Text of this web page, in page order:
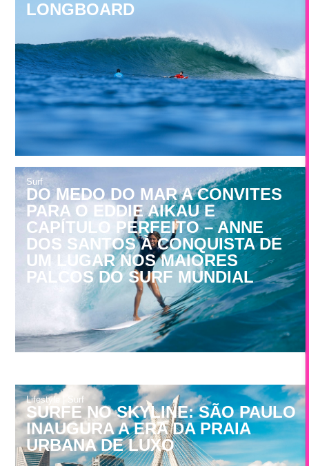
LONGBOARD
Surf
DO MEDO DO MAR A CONVITES
PARA O EDDIE AIKAU E
CAPÍTULO PERFEITO – ANNE
DOS SANTOS À CONQUISTA DE
UM LUGAR NOS MAIORES
PALCOS DO SURF MUNDIAL
Lifestyle Surf
SURFE NO SKYLINE: SÃO PAULO
INAUGURA A ERA DA PRAIA
URBANA DE LUXO